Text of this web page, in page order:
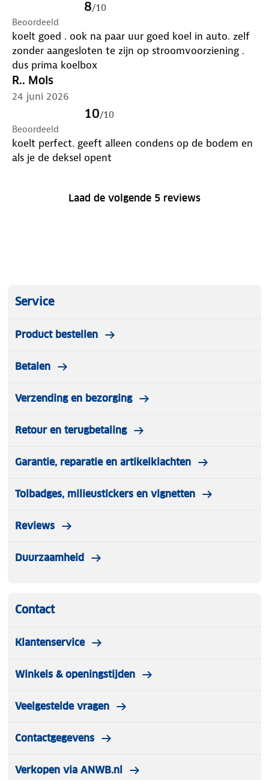
flessen en pakken drinken. En niet voor bijvoorbeeld
groente en fruit.
8/10
Beoordeeld
koelt goed . ook na paar uur goed koel in auto. zelf
zonder aangesloten te zijn op stroomvoorziening .
dus prima koelbox
R.. Mols
24 juni 2026
10/10
Beoordeeld
koelt perfect. geeft alleen condens op de bodem en
als je de deksel opent
Laad de volgende 5 reviews
Service
Product bestellen
Betalen
Verzending en bezorging
Retour en terugbetaling
Garantie, reparatie en artikelklachten
Tolbadges, milieustickers en vignetten
Reviews
Duurzaamheid
Contact
Klantenservice
Winkels & openingstijden
Veelgestelde vragen
Contactgegevens
Verkopen via ANWB.nl